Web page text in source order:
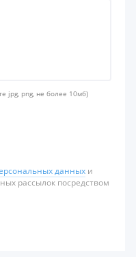
jpg, png, не более 10мб)
данных и
рассылок посредством